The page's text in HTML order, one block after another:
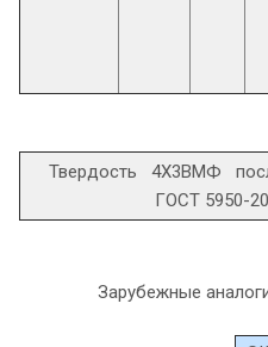
Твердость 4Х3ВМФ
ГОСТ 5950-
Зарубежные